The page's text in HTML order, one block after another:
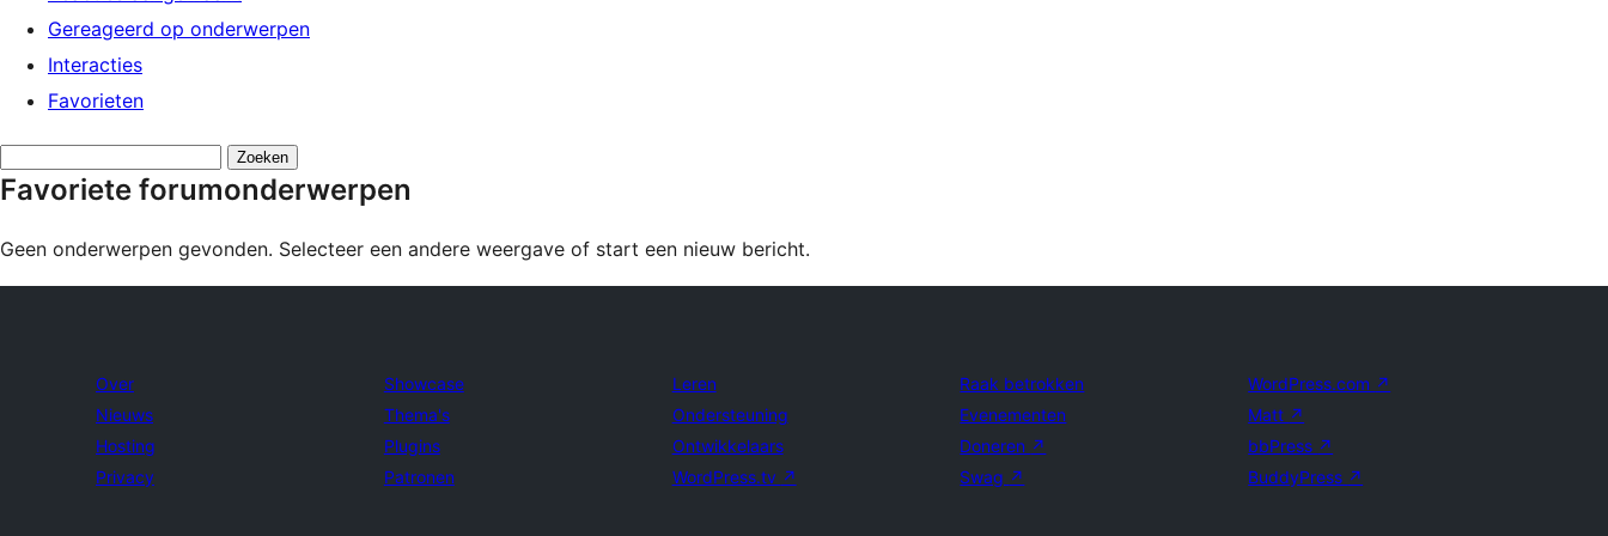
Gereageerd op onderwerpen
Interacties
Favorieten
zoeken:
Favoriete forumonderwerpen
Geen onderwerpen gevonden. Selecteer een andere weergave of start een nieuw bericht.
Over
Nieuws
Hosting
Privacy
Showcase
Thema's
Plugins
Patronen
Leren
Ondersteuning
Ontwikkelaars
WordPress.tv ↗
Raak betrokken
Evenementen
Doneren ↗
Swag ↗
WordPress.com ↗
Matt ↗
bbPress ↗
BuddyPress ↗